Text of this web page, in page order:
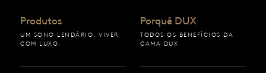
Produtos
UM SONO LENDÁRIO. VIVER
COM LUXO.
Porquê DUX
TODOS OS BENEFÍCIOS DA
CAMA DUX